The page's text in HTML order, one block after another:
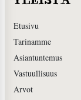
Etusivu
Tarinamme
Asiantuntemus
Vastuullisuus
Arvot